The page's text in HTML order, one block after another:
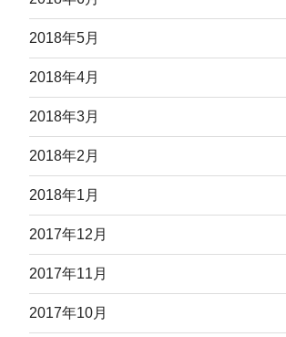
2018年5月
2018年4月
2018年3月
2018年2月
2018年1月
2017年12月
2017年11月
2017年10月